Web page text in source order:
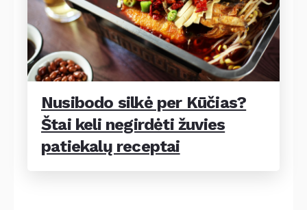
Nusibodo silkė per Kūčias?
Štai keli negirdėti žuvies
patiekalų receptai